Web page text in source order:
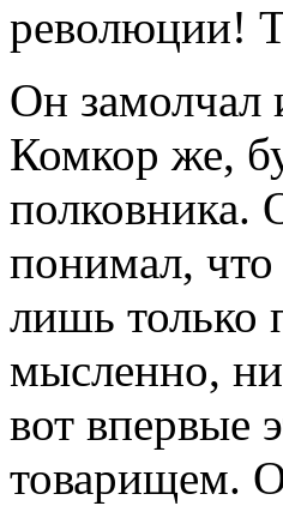
революции!
Он замолчал
Комкор же,
полковника.
понимал,
лишь только
мысленно,
вот впервые
товарищем.